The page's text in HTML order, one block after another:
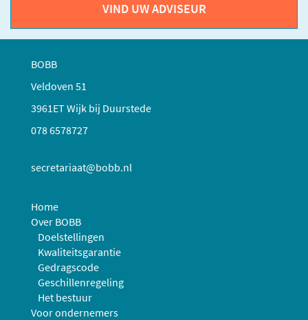
VIND UW ADVISEUR
BOBB
Veldoven 51
3961ET Wijk bij Duurstede
078 6578727
secretariaat@bobb.nl
Home
Over BOBB
Doelstellingen
Kwaliteitsgarantie
Gedragscode
Geschillenregeling
Het bestuur
Voor ondernemers